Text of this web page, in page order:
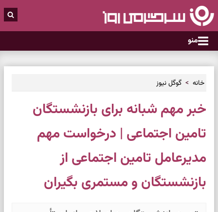
منو
خانه گوگل نیوز
خبر مهم شبانه برای بازنشستگان
تامین اجتماعی | درخواست مهم
مدیرعامل تامین اجتماعی از
بازنشستگان و مستمری بگیران